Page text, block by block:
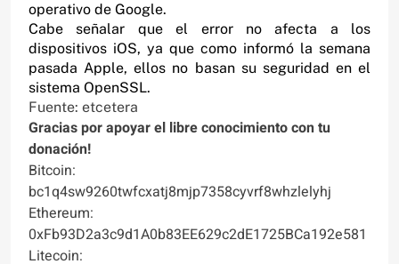
operativo de Google.
Cabe señalar que el error no afecta a los
dispositivos iOS, ya que como informó la semana
pasada Apple, ellos no basan su seguridad en el
sistema OpenSSL.
Fuente: etcetera
Gracias por apoyar el libre conocimiento con tu
donación!
Bitcoin:
bc1q4sw9260twfcxatj8mjp7358cyvrf8whzlelyhj
Ethereum:
0xFb93D2a3c9d1A0b83EE629c2dE1725BCa192e581
Litecoin: